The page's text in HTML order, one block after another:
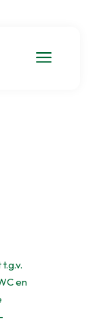
a
en